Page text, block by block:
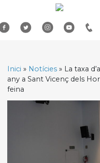
content
Inici » Notícies » La taxa
any a Sant Vicenç dels
feina